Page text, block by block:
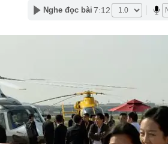
khán giả mua vé BIGBANG: Không có vé nội
từ E20 đến E100
bão kim cương
nứt" trong nhiều gia đình có hai con
nơi làm việc, bắt tạm giam Chủ tịch HĐQT
Nghe đọc bài 7:12